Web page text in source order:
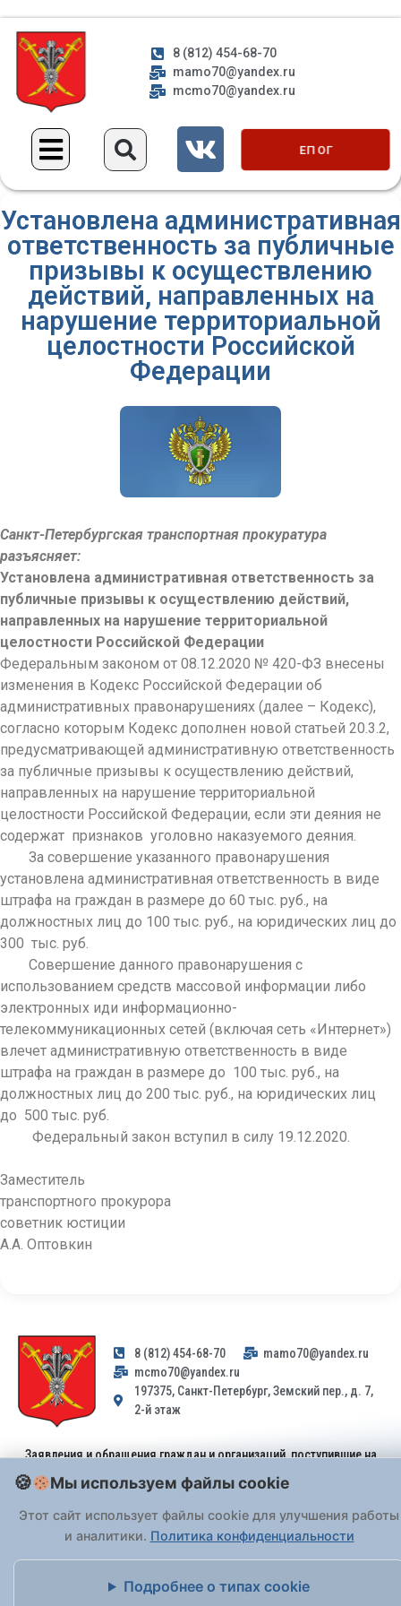
8 (812) 454-68-70
mamo70@yandex.ru
mcmo70@yandex.ru
ЕП ОГ
Установлена административная
ответственность за публичные
призывы к осуществлению
действий, направленных на
нарушение территориальной
целостности Российской
Федерации
Санкт-Петербургская транспортная прокуратура
разъясняет:
Установлена административная ответственность за
публичные призывы к осуществлению действий,
направленных на нарушение территориальной
целостности Российской Федерации
Федеральным законом от 08.12.2020 № 420-ФЗ внесены
изменения в Кодекс Российской Федерации об
административных правонарушениях (далее – Кодекс),
согласно которым Кодекс дополнен новой статьей 20.3.2,
предусматривающей административную ответственность
за публичные призывы к осуществлению действий,
направленных на нарушение территориальной
целостности Российской Федерации, если эти деяния не
содержат признаков уголовно наказуемого деяния.
За совершение указанного правонарушения
установлена административная ответственность в виде
штрафа на граждан в размере до 60 тыс. руб., на
должностных лиц до 100 тыс. руб., на юридических лиц до
300 тыс. руб.
Совершение данного правонарушения с
использованием средств массовой информации либо
электронных иди информационно-
телекоммуникационных сетей (включая сеть «Интернет»)
влечет административную ответственность в виде
штрафа на граждан в размере до 100 тыс. руб., на
должностных лиц до 200 тыс. руб., на юридических лиц
до 500 тыс. руб.
Федеральный закон вступил в силу 19.12.2020.
Заместитель
транспортного прокурора
советник юстиции
А.А. Оптовкин
8 (812) 454-68-70
mamo70@yandex.ru
mcmo70@yandex.ru
197375, Санкт-Петербург, Земский пер., д. 7,
2-й этаж
Заявления и обращения граждан и организаций, поступившие на
адрес email, не могут быть рассмотрены на основании
Федерального закона от 02.05.2006 № 59-ФЗ. Обращения
принимаются только: по почте, черезпортал «Госуслуги» (ЕПГУ)
или лично при предъявлении паспорта.
На Сайте действует Политика обработки персональных данных
Мы используем файлы cookie
Этот сайт использует файлы cookie для улучшения работы
и аналитики. Политика конфиденциальности
Подробнее о типах cookie